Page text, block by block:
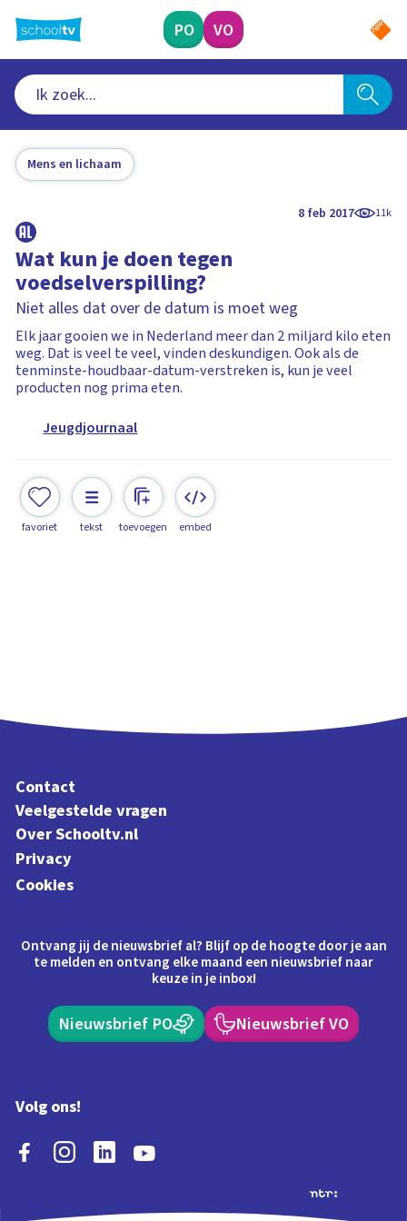
naar
hoofdinhoud
PO VO
Mens en lichaam
8 feb 2017 11k
Wat kun je doen tegen
voedselverspilling?
Niet alles dat over de datum is moet weg
Elk jaar gooien we in Nederland meer dan 2 miljard kilo eten
weg. Dat is veel te veel, vinden deskundigen. Ook als de
tenminste-houdbaar-datum-verstreken is, kun je veel
producten nog prima eten.
Jeugdjournaal
favoriet tekst toevoegen embed
Contact
Veelgestelde vragen
Over Schooltv.nl
Privacy
Cookies
Ontvang jij de nieuwsbrief al? Blijf op de hoogte door je aan
te melden en ontvang elke maand een nieuwsbrief naar
keuze in je inbox!
Nieuwsbrief PO Nieuwsbrief VO
Volg ons!